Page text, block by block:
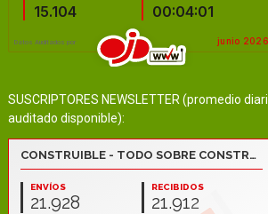
SUSCRIPTORES NEWSLETTER (promedio
auditado disponible):